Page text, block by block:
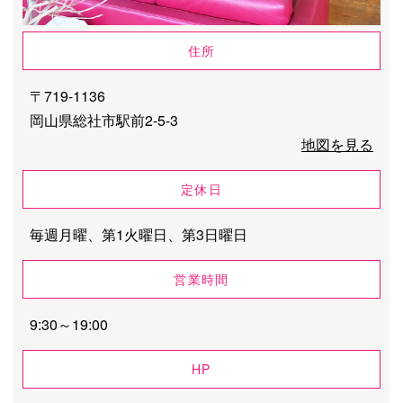
住所
〒719-1136
岡山県総社市駅前2-5-3
地図を見る
定休日
毎週月曜、第1火曜日、第3日曜日
営業時間
9:30～19:00
HP